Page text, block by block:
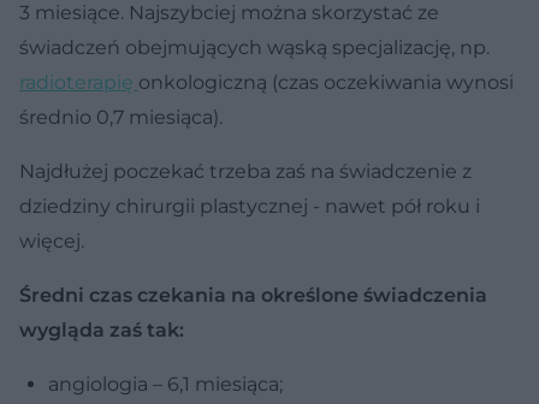
3 miesiące. Najszybciej można skorzystać ze
świadczeń obejmujących wąską specjalizację, np.
radioterapię onkologiczną (czas oczekiwania wynosi
średnio 0,7 miesiąca).
Najdłużej poczekać trzeba zaś na świadczenie z
dziedziny chirurgii plastycznej - nawet pół roku i
więcej.
Średni czas czekania na określone świadczenia
wygląda zaś tak:
angiologia – 6,1 miesiąca;